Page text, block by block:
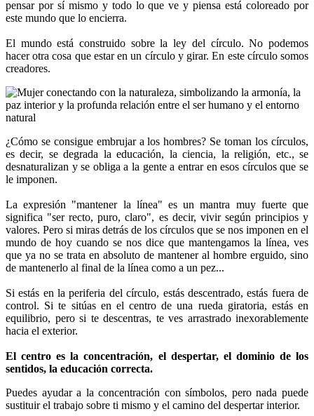
pensar por sí mismo y todo lo que ve y piensa está coloreado por
este mundo que lo encierra.
El mundo está construido sobre la ley del círculo. No podemos
hacer otra cosa que estar en un círculo y girar. En este círculo somos
creadores.
¿Cómo se consigue embrujar a los hombres? Se toman los círculos,
es decir, se degrada la educación, la ciencia, la religión, etc., se
desnaturalizan y se obliga a la gente a entrar en esos círculos que se
le imponen.
La expresión "mantener la línea" es un mantra muy fuerte que
significa "ser recto, puro, claro", es decir, vivir según principios y
valores. Pero si miras detrás de los círculos que se nos imponen en el
mundo de hoy cuando se nos dice que mantengamos la línea, ves
que ya no se trata en absoluto de mantener al hombre erguido, sino
de mantenerlo al final de la línea como a un pez...
Si estás en la periferia del círculo, estás descentrado, estás fuera de
control. Si te sitúas en el centro de una rueda giratoria, estás en
equilibrio, pero si te descentras, te ves arrastrado inexorablemente
hacia el exterior.
El centro es la concentración, el despertar, el dominio de los
sentidos, la educación correcta.
Puedes ayudar a la concentración con símbolos, pero nada puede
sustituir el trabajo sobre ti mismo y el camino del despertar interior.